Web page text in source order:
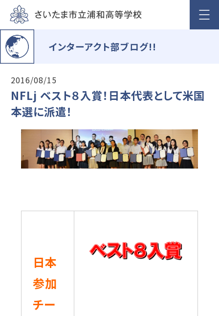
インターアクト部ブログ!!
2016/08/15
NFLj ベスト８入賞！日本代表として米国
本選に派遣！
日本
参加
チー